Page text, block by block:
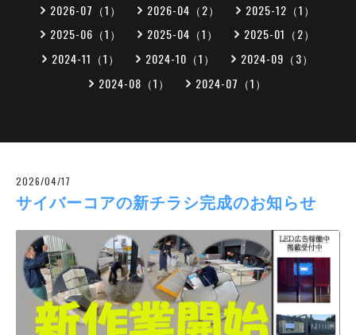
2026-07（1） 2026-04（2）
2025-12（1）
2025-06（1）
2025-04（1）
2025-01（2）
2024-11（1）
2024-10（1）
2024-09（3）
2024-08（1）
2024-07（1）
2026/04/17
サイバーコアの新チラシ完成のお知らせ